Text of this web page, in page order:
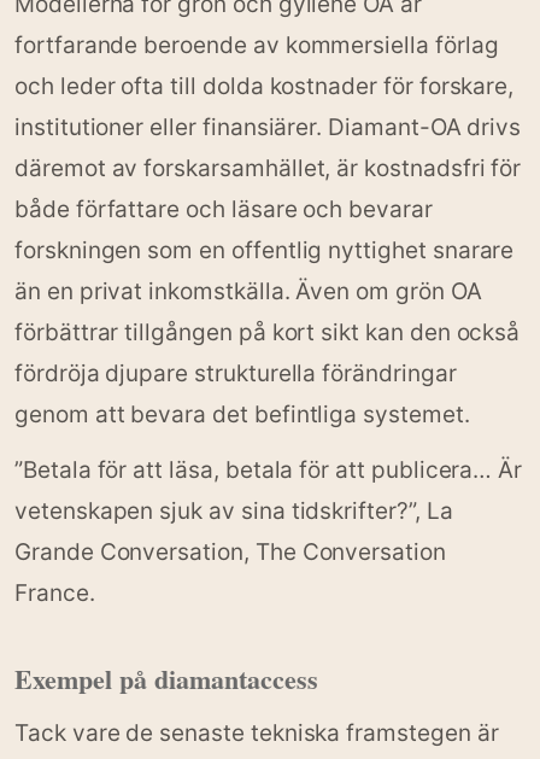
fortfarande beroende av kommersiella förlag
och leder ofta till dolda kostnader för forskare,
institutioner eller finansiärer. Diamant-OA drivs
däremot av forskarsamhället, är kostnadsfri för
både författare och läsare och bevarar
forskningen som en offentlig nyttighet snarare
än en privat inkomstkälla. Även om grön OA
förbättrar tillgången på kort sikt kan den också
fördröja djupare strukturella förändringar
genom att bevara det befintliga systemet.
”Betala för att läsa, betala för att publicera… Är
vetenskapen sjuk av sina tidskrifter?”, La
Grande Conversation, The Conversation
France.
Exempel på diamantaccess
Tack vare de senaste tekniska framstegen är